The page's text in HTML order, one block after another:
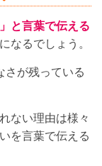
と言葉で伝える
なるでしょう。
さが残っている
ない理由は様々
を言葉で伝える